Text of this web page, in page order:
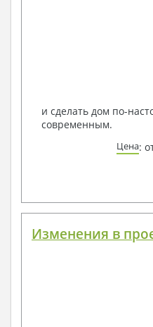
Условные
Поэтажная
Узлы и
Отопление,
Система
Спецификация
План сетей
Схема системы
Схема повторного
и сделать дом по-
современным.
Цена:
Изменения в